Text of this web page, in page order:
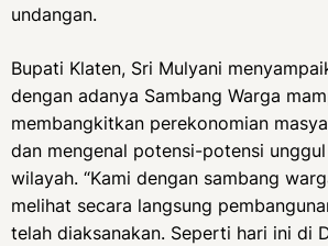
undangan.
Bupati Klaten, Sri Mulyani
dengan adanya Sambang Warga
membangkitkan perekonomian
dan mengenal potensi-potensi
wilayah. “Kami dengan sambang
melihat secara langsung
telah diaksanakan. Seperti hari ini di